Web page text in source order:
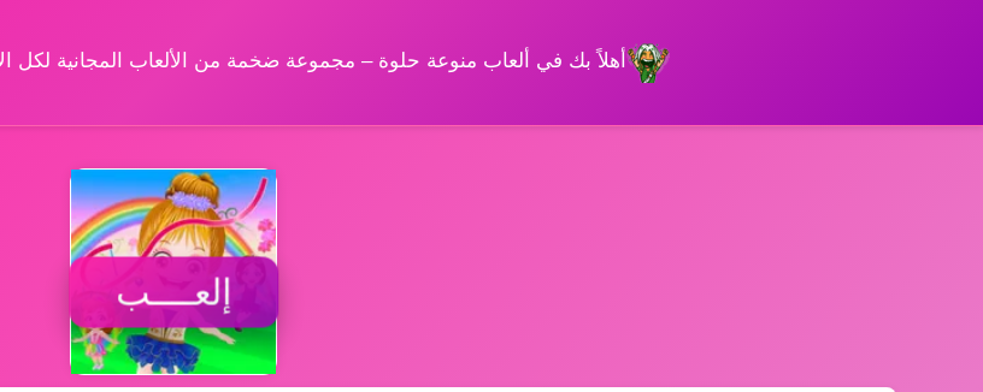
أهلاً بك في ألعاب منوعة حلوة – مجموعة ضخمة من الألعاب المجانية لكل
إلعــــب